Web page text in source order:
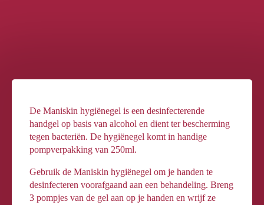
De Maniskin hygiënegel is een desinfecterende
handgel op basis van alcohol en dient ter bescherming
tegen bacteriën. De hygiënegel komt in handige
pompverpakking van 250ml.
Gebruik de Maniskin hygiënegel om je handen te
desinfecteren voorafgaand aan een behandeling. Breng
3 pompjes van de gel aan op je handen en wrijf ze